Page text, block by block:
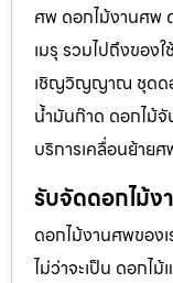
ศพ ดอกไม้งานศพ
เมรุ รวมไปถึงของ
เชิญวิญญาณ ชุดดอ
น้ำมันก๊าด ดอกไม้
บริการเคลื่อนย้าย
รับจัดดอกไม้ง
ดอกไม้งานศพของ
ไม่ว่าจะเป็น ดอก